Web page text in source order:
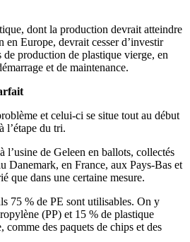
dont la production devrait atteindre
en Europe, devrait cesser d’investir
de production de plastique vierge, en
et de maintenance.
et celui-ci se situe tout au début
l’étape du tri.
l’usine de Geleen en ballots, collectés
Danemark, en France, aux Pays-Bas et
que dans une certaine mesure.
75 % de PE sont utilisables. On y
(PP) et 15 % de plastique
des paquets de chips et des